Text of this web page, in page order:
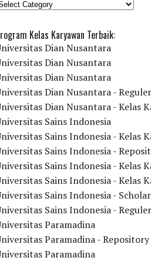
Kelas Karyawan Terbaik:
Dian Nusantara
Dian Nusantara
Dian Nusantara
Dian Nusantara - Reguler
Dian Nusantara - Kelas
Sains Indonesia
Sains Indonesia - Kelas
Sains Indonesia -
Sains Indonesia - Kelas
Sains Indonesia - Kelas
Sains Indonesia -
Sains Indonesia - Reguler
Paramadina
Paramadina - Repository
Paramadina